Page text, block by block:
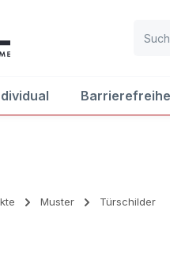
Muster Türschilder